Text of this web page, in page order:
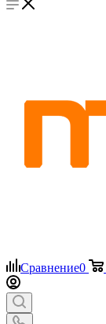
Сравнение0